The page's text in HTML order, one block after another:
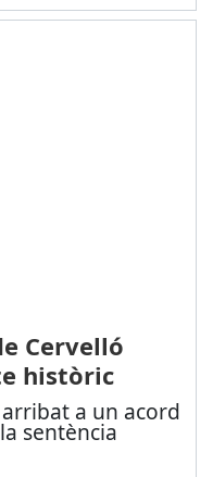
Cervelló
històric
a un acord
sentència